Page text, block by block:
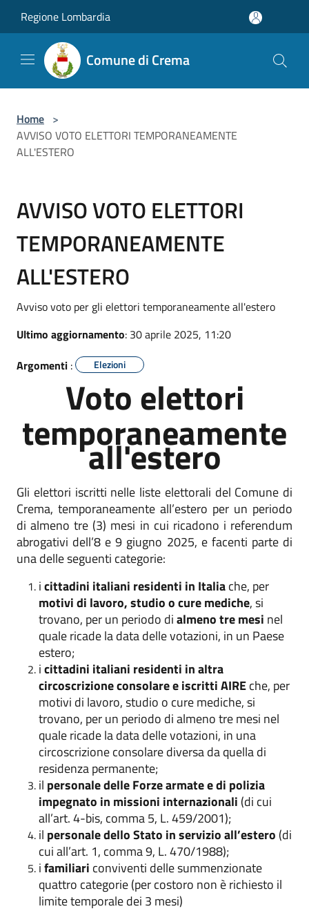
Regione Lombardia
Comune di Crema
Home >
AVVISO VOTO ELETTORI TEMPORANEAMENTE
ALL'ESTERO
AVVISO VOTO ELETTORI
TEMPORANEAMENTE
ALL'ESTERO
Avviso voto per gli elettori temporaneamente all'estero
Ultimo aggiornamento: 30 aprile 2025, 11:20
Argomenti : Elezioni
Voto elettori
temporaneamente
all'estero
Gli elettori iscritti nelle liste elettorali del Comune di
Crema, temporaneamente all’estero per un periodo
di almeno tre (3) mesi in cui ricadono i referendum
abrogativi dell’8 e 9 giugno 2025, e facenti parte di
una delle seguenti categorie:
icittadini italiani residenti in Italiache, per
motivi di lavoro, studio o cure mediche, si
trovano, per un periodo dialmeno tre mesi nel
quale ricade la data delle votazioni, in un Paese
estero;
icittadini italiani residenti in altra
circoscrizione consolare e iscritti AIREche, per
motivi di lavoro, studio o cure mediche, si
trovano, per un periodo di almeno tre mesi nel
quale ricade la data delle votazioni, in una
circoscrizione consolare diversa da quella di
residenza permanente;
il personale delle Forze armate e di polizia
impegnato in missioni internazionali (di cui
all’art. 4-bis, comma 5, L. 459/2001);
il personale dello Stato in servizio all’estero (di
cui all’art. 1, comma 9, L. 470/1988);
ifamiliari conviventi delle summenzionate
quattro categorie (per costoro non è richiesto il
limite temporale dei 3 mesi)